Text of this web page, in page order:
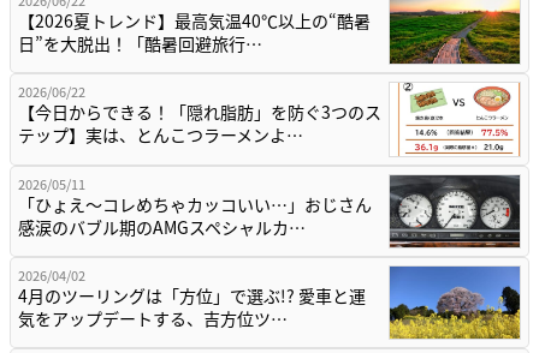
【2026夏トレンド】最高気温40℃以上の“酷暑
日”を大脱出！「酷暑回避旅行…
2026/06/22
【今日からできる！「隠れ脂肪」を防ぐ3つのス
テップ】実は、とんこつラーメンよ…
2026/05/11
「ひょえ〜コレめちゃカッコいい…」おじさん
感涙のバブル期のAMGスペシャルカ…
2026/04/02
4月のツーリングは「方位」で選ぶ!? 愛車と運
気をアップデートする、吉方位ツ…